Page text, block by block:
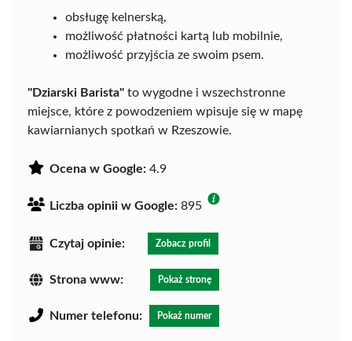
obsługę kelnerską,
możliwość płatności kartą lub mobilnie,
możliwość przyjścia ze swoim psem.
"Dziarski Barista" to wygodne i wszechstronne
miejsce, które z powodzeniem wpisuje się w mapę
kawiarnianych spotkań w Rzeszowie.
Ocena w Google: 4.9
Liczba opinii w Google: 895
Czytaj opinie: Zobacz profil
Strona www: Pokaż stronę
Numer telefonu: Pokaż numer